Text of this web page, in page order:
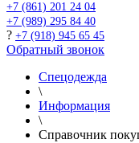
+7 (861) 201 24 04
+7 (989) 295 84 40
? +7 (918) 945 65 45
Обратный звонок
Спецодежда
\
Информация
\
Справочник